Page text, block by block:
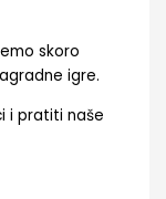
skoro
igre.
i pratiti naše